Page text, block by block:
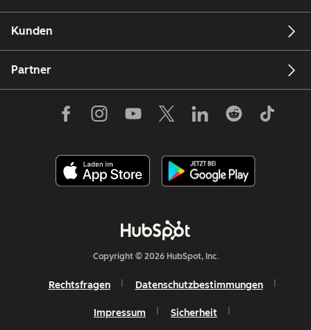
Kunden
Partner
Copyright © 2026 HubSpot, Inc.
Rechtsfragen Datenschutzbestimmungen
Impressum Sicherheit